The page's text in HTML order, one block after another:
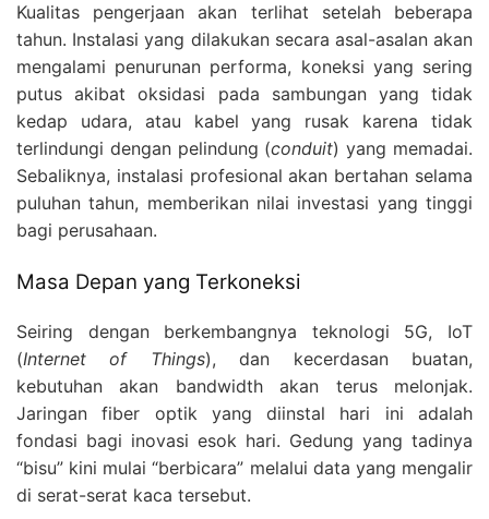
Kualitas pengerjaan akan terlihat setelah beberapa
tahun. Instalasi yang dilakukan secara asal-asalan akan
mengalami penurunan performa, koneksi yang sering
putus akibat oksidasi pada sambungan yang tidak
kedap udara, atau kabel yang rusak karena tidak
terlindungi dengan pelindung (conduit) yang memadai.
Sebaliknya, instalasi profesional akan bertahan selama
puluhan tahun, memberikan nilai investasi yang tinggi
bagi perusahaan.
Masa Depan yang Terkoneksi
Seiring dengan berkembangnya teknologi 5G, IoT
(Internet of Things), dan kecerdasan buatan,
kebutuhan akan bandwidth akan terus melonjak.
Jaringan fiber optik yang diinstal hari ini adalah
fondasi bagi inovasi esok hari. Gedung yang tadinya
“bisu” kini mulai “berbicara” melalui data yang mengalir
di serat-serat kaca tersebut.